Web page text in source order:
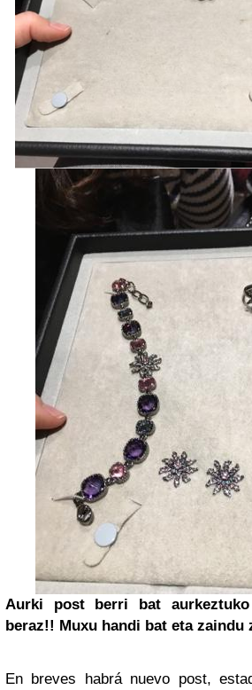
Aurki post berri bat
beraz!! Muxu handi bat eta zaindu
En breves habrá nuevo post,